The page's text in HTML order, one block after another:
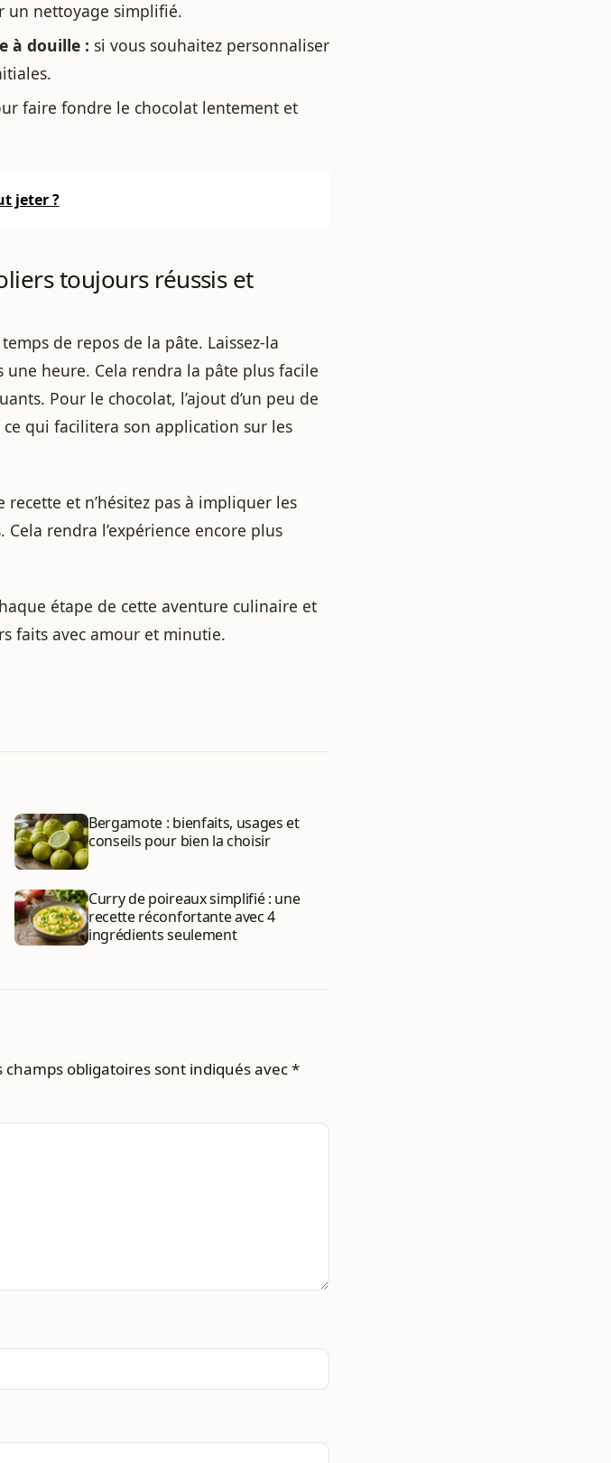
un nettoyage simplifié.
à douille : si vous souhaitez personnaliser
faire fondre le chocolat lentement et
jeter ?
toujours réussis et
de repos de la pâte. Laissez-la
heure. Cela rendra la pâte plus facile
Pour le chocolat, l’ajout d’un peu de
qui facilitera son application sur les
et n’hésitez pas à impliquer les
rendra l’expérience encore plus
étape de cette aventure culinaire et
faits avec amour et minutie.
Bergamote : bienfaits, usages et
conseils pour bien la choisir
Curry de poireaux simplifié : une
recette réconfortante avec 4
ingrédients seulement
champs obligatoires sont indiqués avec*